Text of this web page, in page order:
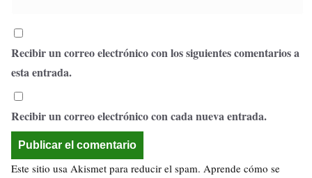
Recibir un correo electrónico con los siguientes comentarios a
esta entrada.
Recibir un correo electrónico con cada nueva entrada.
Este sitio usa Akismet para reducir el spam. Aprende cómo se